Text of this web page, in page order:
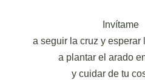
Invítame
a seguir la cruz y esperar
a plantar el arado
y cuidar de tu